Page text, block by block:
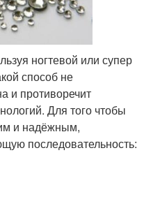
ногтевой или супер
способ не
и противоречит
Для того чтобы
и надёжным,
последовательность: